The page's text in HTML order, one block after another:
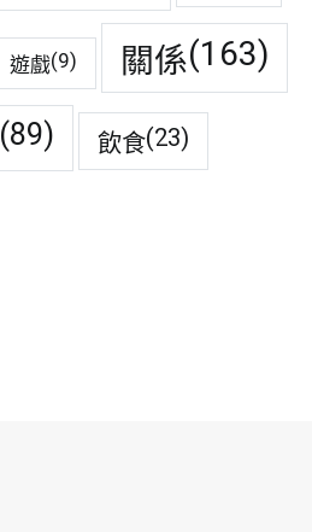
遊戲(9) 關係(163)
(89) 飲食(23)